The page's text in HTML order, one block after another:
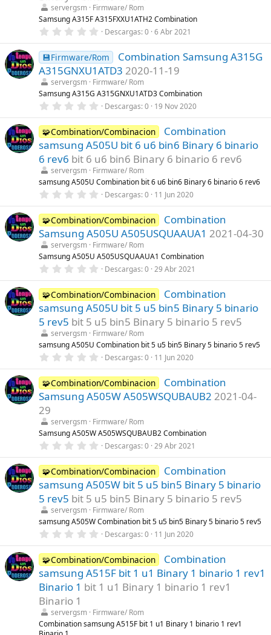
e
l
a
(
s
)
servergsm Firmware/ Rom
Samsung A315F A315FXXU1ATH2 Combination
0
0
0
e
s
t
r
e
l
a
(
s
)
Descargas 0 6 Abr 2021
💾Firmware/Rom
Combination Samsung A315G
A315GNXU1ATD3 2020-11-19
servergsm Firmware/ Rom
Samsung A315G A315GNXU1ATD3 Combination
0
0
0
e
s
t
r
e
l
a
(
s
)
Descargas 0 19 Nov 2020
🧩Combination/Combinacion
Combination
samsung A505U bit 6 u6 bin6 Binary 6 binario
6 rev6 bit 6 u6 bin6 Binary 6 binario 6 rev6
servergsm Firmware/ Rom
samsung A505U Combination bit 6 u6 bin6 Binary 6 binario 6 rev6
0
0
0
e
s
t
r
e
l
a
(
s
)
Descargas 0 11 Jun 2020
🧩Combination/Combinacion
Combination
Samsung A505U A505USQUAAUA1 2021-04-30
servergsm Firmware/ Rom
Samsung A505U A505USQUAAUA1 Combination
0
0
0
e
s
t
r
e
l
a
(
s
)
Descargas 0 29 Abr 2021
🧩Combination/Combinacion
Combination
samsung A505U bit 5 u5 bin5 Binary 5 binario
5 rev5 bit 5 u5 bin5 Binary 5 binario 5 rev5
servergsm Firmware/ Rom
samsung A505U Combination bit 5 u5 bin5 Binary 5 binario 5 rev5
0
0
0
e
s
e
l
a
(
s
)
Descargas 0 11 Jun 2020
🧩Combination/Combinacion
Combination
Samsung A505W A505WSQUBAUB2 2021-04-
29
servergsm Firmware/ Rom
Samsung A505W A505WSQUBAUB2 Combination
0
0
0
e
s
t
r
e
l
a
(
s
)
Descargas 0 29 Abr 2021
🧩Combination/Combinacion
Combination
samsung A505W bit 5 u5 bin5 Binary 5 binario
5 rev5 bit 5 u5 bin5 Binary 5 binario 5 rev5
servergsm Firmware/ Rom
samsung A505W Combination bit 5 u5 bin5 Binary 5 binario 5 rev5
0
0
0
e
s
t
r
l
l
a
Descargas 0 11 Jun 2020
🧩Combination/Combinacion
Combination
samsung A515F bit 1 u1 Binary 1 binario 1 rev1
Binario 1 bit 1 u1 Binary 1 binario 1 rev1
Binario 1
servergsm Firmware/ Rom
Combination samsung A515F bit 1 u1 Binary 1 binario 1 rev1